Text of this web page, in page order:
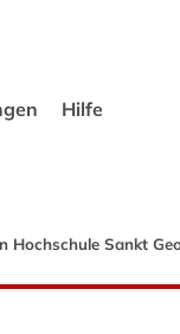
Hilfe
Hochschule Sankt